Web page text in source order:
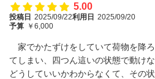
5.00
投稿日 2025/09/22利用日 2025/09/20
予算 ￥6,000
家でかたずけをしていて荷物を降
てしまい、四つん這いの状態で動け
どうしていいかわからなくて、その